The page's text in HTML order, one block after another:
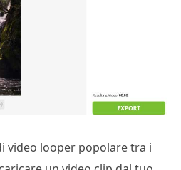
video looper popolare tra i